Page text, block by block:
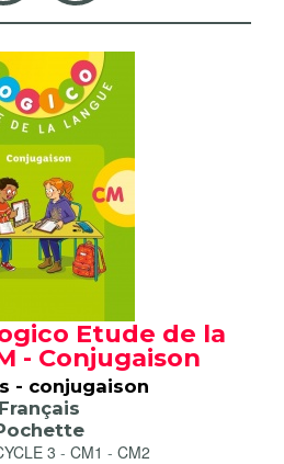
Etude de la
- Conjugaison
- conjugaison
Français
3 - CM1 - CM2